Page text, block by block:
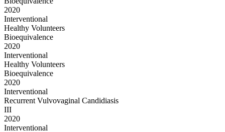
2020
Interventional
Healthy Volunteers
Bioequivalence
2020
Interventional
Healthy Volunteers
Bioequivalence
2020
Interventional
Recurrent Vulvovaginal Candidiasis
III
2020
Interventional